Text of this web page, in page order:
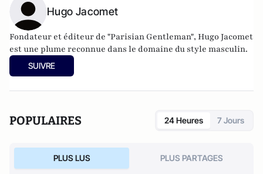
Hugo Jacomet
Fondateur et éditeur de "Parisian Gentleman", Hugo Jacomet
est une plume reconnue dans le domaine du style masculin.
SUIVRE
POPULAIRES 24 Heures 7 Jours
PLUS LUS PLUS PARTAGES